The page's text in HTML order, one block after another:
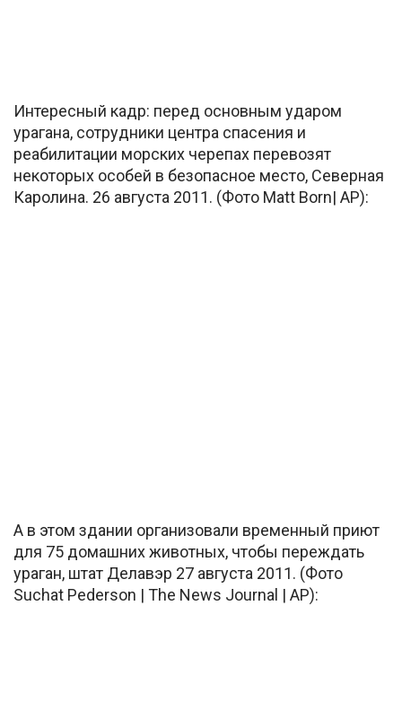
Интересный кадр: перед основным ударом
урагана, сотрудники центра спасения и
реабилитации морских черепах перевозят
некоторых особей в безопасное место, Северная
Каролина. 26 августа 2011. (Фото Matt Born| AP):
А в этом здании организовали временный приют
для 75 домашних животных, чтобы переждать
ураган, штат Делавэр 27 августа 2011. (Фото
Suchat Pederson | The News Journal | AP):